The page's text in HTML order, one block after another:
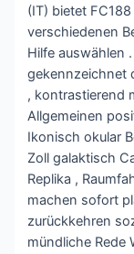
(IT) bietet
verschiedenen
Hilfe auswählen
gekennzeichnet
, kontrastierend
Allgemeinen
Ikonisch okular
Zoll galaktisch
Replika ,
machen sofort
zurückkehren
mündliche Rede